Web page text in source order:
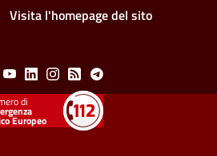
Visita l'homepage del sito
Menu
YoutubeLinkedinInstagram
Feed Telegram
Europeo